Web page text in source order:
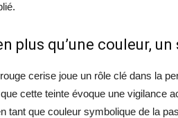
plus qu’une couleur,
cerise joue un rôle clé dans la
cette teinte évoque une vigilance
tant que couleur symbolique de la